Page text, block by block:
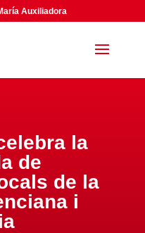
Auxiliadora
la
de
de la
i